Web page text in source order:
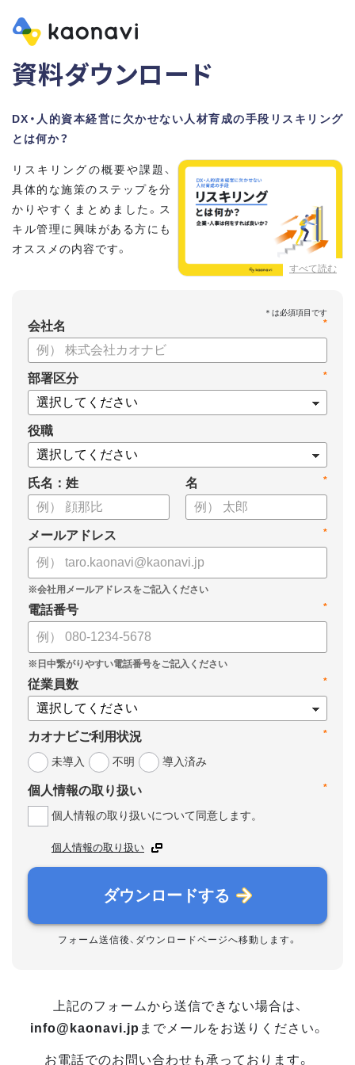
資料ダウンロード
DX・人的資本経営に欠かせない人材育成の手段リスキリング
とは何か？
すべて読む
リスキリングの概要や課題、
具体的な施策のステップを分
かりやすくまとめました。ス
キル管理に興味がある方にも
オススメの内容です。
・リスキリングに取り組むメリット
・リスキリングの問題とその解決方法
*
会社名
*
部署区分
役職
氏名：姓 *
名
*
メールアドレス
*
電話番号
*
従業員数
*
カオナビご利用状況
未導入
不明 導入済み
*
個人情報の取り扱い
個人情報の取り扱いについて同意します。
個人情報の取り扱い
ダウンロードする
フォーム送信後、ダウンロードページへ移動します。
上記のフォームから送信できない場合は、
info@kaonavi.jp までメールをお送りください。
お電話でのお問い合わせも承っております。